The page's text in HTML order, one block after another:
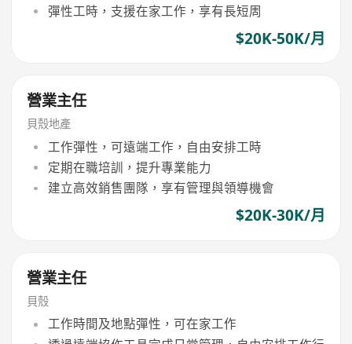
彈性工時，支援在家工作，享有長短周
$20K-50K/月
營業主任
貝殼地產
工作彈性，可遠端工作，自由安排工時
定期在職培訓，提升專業能力
建立高效銷售團隊，享有管理與領導機會
$20K-30K/月
營業主任
貝殼
工作時間及地點彈性，可在家工作